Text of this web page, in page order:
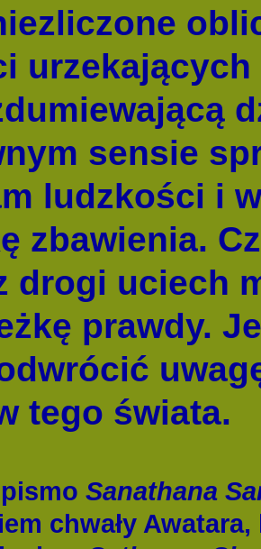
sensie
ludzkości i
zbawienia.
drogi uciech
prawdy.
tego świata.
Sanathana
chwały